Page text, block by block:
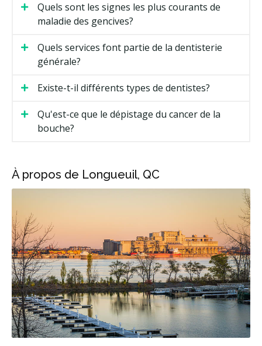
Quels sont les signes les plus courants de
maladie des gencives?
Quels services font partie de la dentisterie
générale?
Existe-t-il différents types de dentistes?
Qu'est-ce que le dépistage du cancer de la
bouche?
À propos de Longueuil, QC